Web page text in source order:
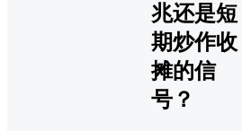
兆还是短
期炒作收
摊的信
号？